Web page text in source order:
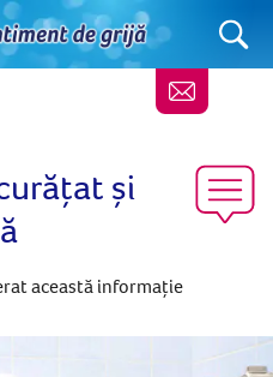
și
această informație